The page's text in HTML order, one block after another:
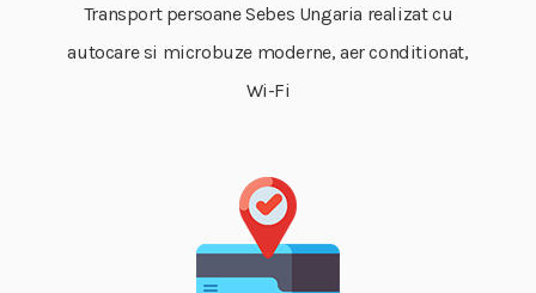
Transport persoane Sebes Ungaria realizat cu
autocare si microbuze moderne, aer conditionat,
Wi-Fi